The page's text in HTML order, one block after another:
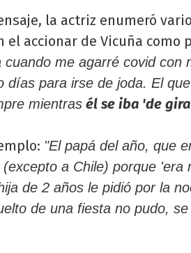
la actriz enumeró
el accionar de Vicuña como
cuando me agarré covid con
días para irse de joda. El
mientras él se iba 'de
"El papá del año, que
a Chile) porque 'era
de 2 años le pidió por la
de una fiesta no pudo,